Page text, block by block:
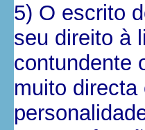
5) O escrito
seu direito à
contundente
muito